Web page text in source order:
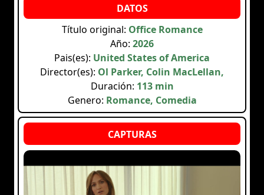
Título original: Office Romance
Año: 2026
Pais(es): United States of America
Director(es): Ol Parker, Colin MacLellan,
Duración: 113 min
Genero: Romance, Comedia